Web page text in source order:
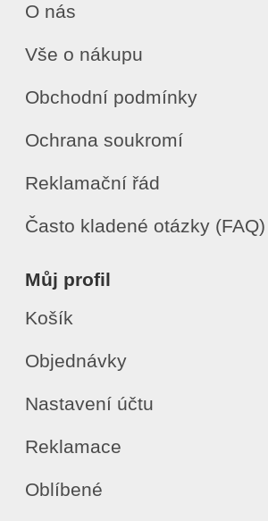
O nás
Vše o nákupu
Obchodní podmínky
Ochrana soukromí
Reklamační řád
Často kladené otázky (FAQ)
Můj profil
Košík
Objednávky
Nastavení účtu
Reklamace
Oblíbené